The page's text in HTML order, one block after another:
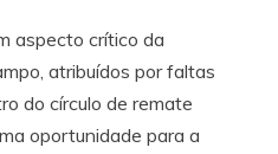
aspecto crítico da
atribuídos por faltas
do círculo de remate
oportunidade para a